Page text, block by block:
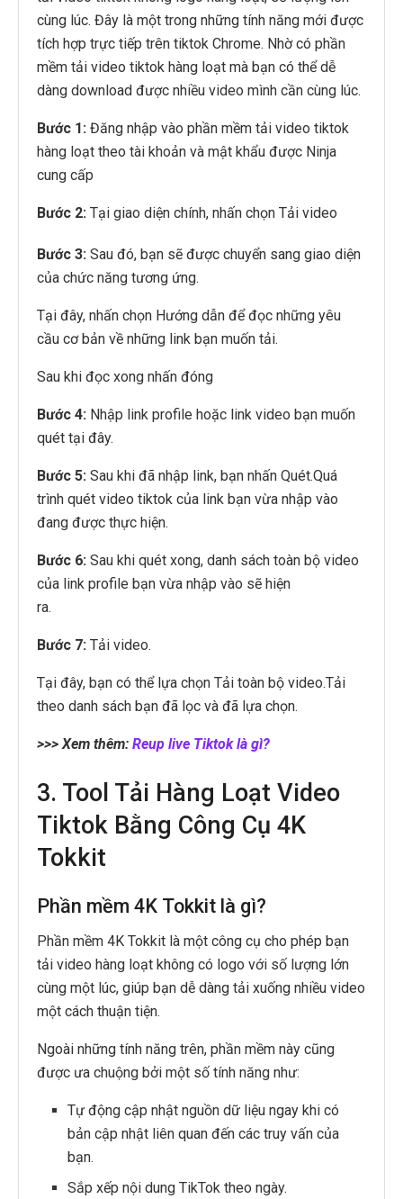
cùng lúc. Đây là một trong những tính năng mới được
tích hợp trực tiếp trên tiktok Chrome. Nhờ có phần
mềm tải video tiktok hàng loạt mà bạn có thể dễ
dàng download được nhiều video mình cần cùng lúc.
Bước 1: Đăng nhập vào phần mềm tải video tiktok
hàng loạt theo tài khoản và mật khẩu được Ninja
cung cấp
Bước 2: Tại giao diện chính, nhấn chọn Tải video
Bước 3: Sau đó, bạn sẽ được chuyển sang giao diện
của chức năng tương ứng.
Tại đây, nhấn chọn Hướng dẫn để đọc những yêu
cầu cơ bản về những link bạn muốn tải.
Sau khi đọc xong nhấn đóng
Bước 4: Nhập link profile hoặc link video bạn muốn
quét tại đây.
Bước 5: Sau khi đã nhập link, bạn nhấn Quét.Quá
trình quét video tiktok của link bạn vừa nhập vào
đang được thực hiện.
Bước 6: Sau khi quét xong, danh sách toàn bộ video
của link profile bạn vừa nhập vào sẽ hiện
ra.
Bước 7: Tải video.
Tại đây, bạn có thể lựa chọn Tải toàn bộ video.Tải
theo danh sách bạn đã lọc và đã lựa chọn.
>>> Xem thêm: Reup live Tiktok là gì?
3. Tool Tải Hàng Loạt Video
Tiktok Bằng Công Cụ 4K
Tokkit
Phần mềm 4K Tokkit là gì?
Phần mềm 4K Tokkit là một công cụ cho phép bạn
tải video hàng loạt không có logo với số lượng lớn
cùng một lúc, giúp bạn dễ dàng tải xuống nhiều video
một cách thuận tiện.
Ngoài những tính năng trên, phần mềm này cũng
được ưa chuộng bởi một số tính năng như:
Tự động cập nhật nguồn dữ liệu ngay khi có
bản cập nhật liên quan đến các truy vấn của
bạn.
Sắp xếp nội dung TikTok theo ngày.